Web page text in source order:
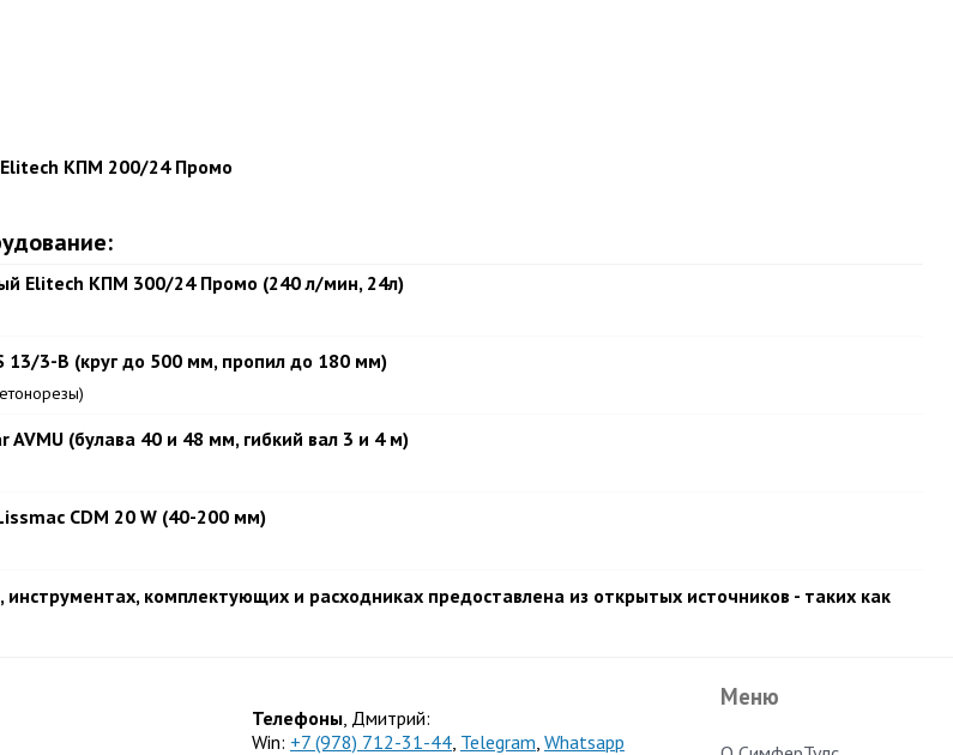
Elitech КПМ 200/24 Промо
Elitech КПМ 300/24 Промо (240 л/мин, 24л)
13/3-В (круг до 500 мм, пропил до 180 мм)
AVMU (булава 40 и 48 мм, гибкий вал 3 и 4 м)
CDM 20 W (40-200 мм)
комплектующих и расходниках предоставлена из открытых источников - таких как
Телефоны, Дмитрий:
Win: +7 (978) 712-31-44, Telegram, Whatsapp
Меню